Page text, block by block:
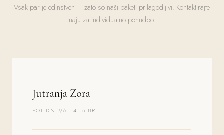
Vsak par je edinstven – zato so naši paketi prilagodljivi. Kontaktirajte
naju za individualno ponudbo.
Jutranja Zora
POL DNEVA · 4–6 UR